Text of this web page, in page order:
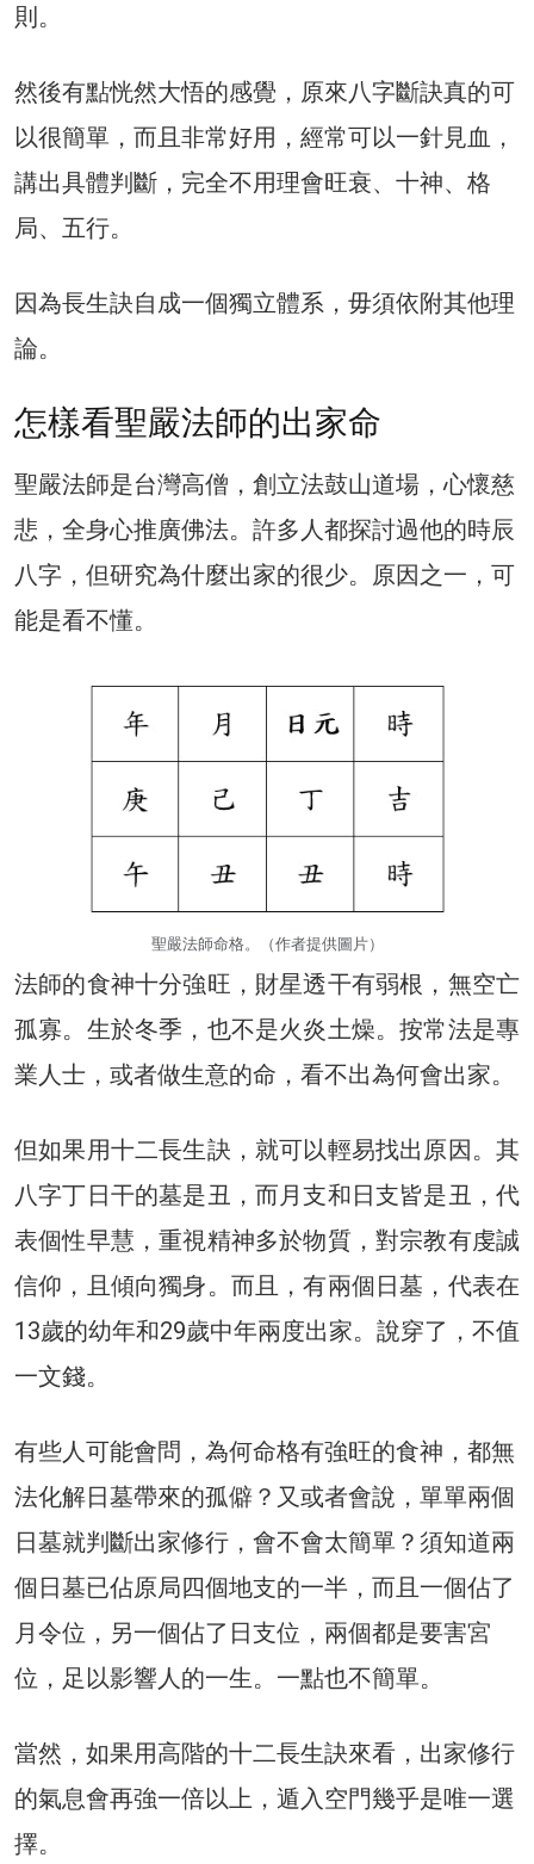
則。
然後有點恍然大悟的感覺，原來八字斷訣真的可
以很簡單，而且非常好用，經常可以一針見血，
講出具體判斷，完全不用理會旺衰、十神、格
局、五行。
因為長生訣自成一個獨立體系，毋須依附其他理
論。
怎樣看聖嚴法師的出家命
聖嚴法師是台灣高僧，創立法鼓山道場，心懷慈
悲，全身心推廣佛法。許多人都探討過他的時辰
八字，但研究為什麼出家的很少。原因之一，可
能是看不懂。
聖嚴法師命格。（作者提供圖片）
法師的食神十分強旺，財星透干有弱根，無空亡
孤寡。生於冬季，也不是火炎土燥。按常法是專
業人士，或者做生意的命，看不出為何會出家。
但如果用十二長生訣，就可以輕易找出原因。其
八字丁日干的墓是丑，而月支和日支皆是丑，代
表個性早慧，重視精神多於物質，對宗教有虔誠
信仰，且傾向獨身。而且，有兩個日墓，代表在
13歲的幼年和29歲中年兩度出家。說穿了，不值
一文錢。
有些人可能會問，為何命格有強旺的食神，都無
法化解日墓帶來的孤僻？又或者會說，單單兩個
日墓就判斷出家修行，會不會太簡單？須知道兩
個日墓已佔原局四個地支的一半，而且一個佔了
月令位，另一個佔了日支位，兩個都是要害宮
位，足以影響人的一生。一點也不簡單。
當然，如果用高階的十二長生訣來看，出家修行
的氣息會再強一倍以上，遁入空門幾乎是唯一選
擇。